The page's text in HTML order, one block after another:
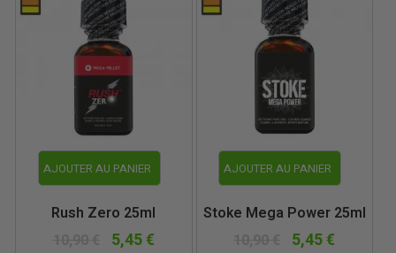
AJOUTER AU PANIER
Rush Zero 25ml
5,45 €
AJOUTER AU PANIER
Stoke Mega Power 25ml
5,45 €